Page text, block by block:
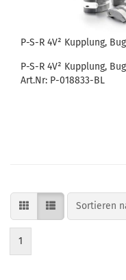
P-S-R 4V² Kupplung,
P-S-R 4V² Kupplung,
Art.Nr: P-018833-BL
Sortieren
Sortieren
1